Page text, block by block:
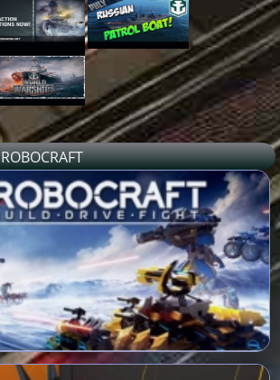
ROBOCRAFT